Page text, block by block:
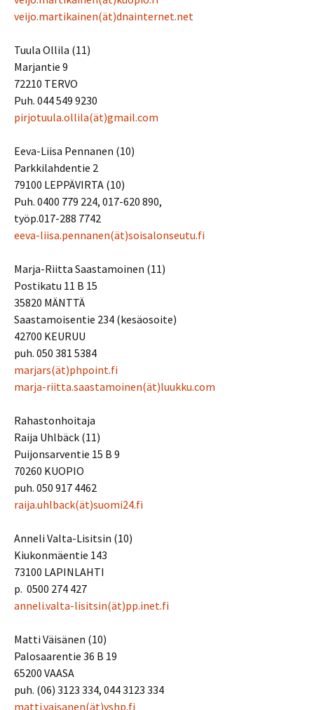
veijo.martikainen(ät)dnainternet.net
Tuula Ollila (11)
Marjantie 9
72210 TERVO
Puh. 044 549 9230
pirjotuula.ollila(ät)gmail.com
Eeva-Liisa Pennanen (10)
Parkkilahdentie 2
79100 LEPPÄVIRTA (10)
Puh. 0400 779 224, 017-620 890,
työp.017-288 7742
eeva-liisa.pennanen(ät)soisalonseutu.fi
Marja-Riitta Saastamoinen (11)
Postikatu 11 B 15
35820 MÄNTTÄ
Saastamoisentie 234 (kesäosoite)
42700 KEURUU
puh. 050 381 5384
marjars(ät)phpoint.fi
marja-riitta.saastamoinen(ät)luukku.com
Rahastonhoitaja
Raija Uhlbäck (11)
Puijonsarventie 15 B 9
70260 KUOPIO
puh. 050 917 4462
raija.uhlback(ät)suomi24.fi
Anneli Valta-Lisitsin (10)
Kiukonmäentie 143
73100 LAPINLAHTI
p. 0500 274 427
anneli.valta-lisitsin(ät)pp.inet.fi
Matti Väisänen (10)
Palosaarentie 36 B 19
65200 VAASA
puh. (06) 3123 334, 044 3123 334
matti.vaisanen(ät)vshp.fi